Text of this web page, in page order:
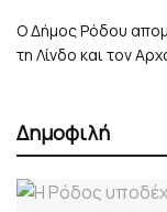
Ο Δήμος Ρόδου
τη Λίνδο και τον
Δημοφιλή